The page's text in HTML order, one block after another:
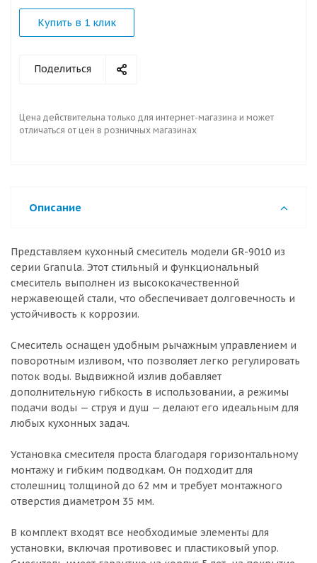
Купить в 1 клик
Поделиться
Цена действительна только для интернет-магазина и может
отличаться от цен в розничных магазинах
Описание
Представляем кухонный смеситель модели GR-9010 из
серии Granula. Этот стильный и функциональный
смеситель выполнен из высококачественной
нержавеющей стали, что обеспечивает долговечность и
устойчивость к коррозии.
Смеситель оснащен удобным рычажным управлением и
поворотным изливом, что позволяет легко регулировать
поток воды. Выдвижной излив добавляет
дополнительную гибкость в использовании, а режимы
подачи воды — струя и душ — делают его идеальным для
любых кухонных задач.
Установка смесителя проста благодаря горизонтальному
монтажу и гибким подводкам. Он подходит для
столешниц толщиной до 62 мм и требует монтажного
отверстия диаметром 35 мм.
В комплект входят все необходимые элементы для
установки, включая противовес и пластиковый упор.